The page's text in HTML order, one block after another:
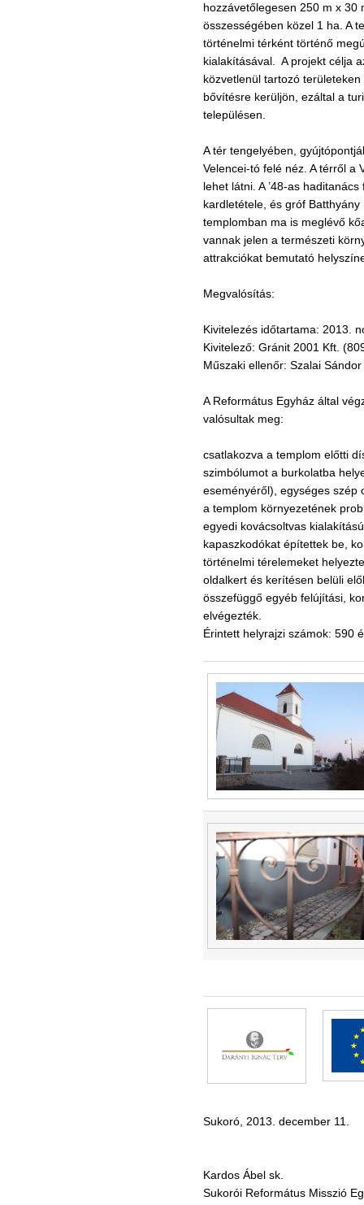
hozzávetőlegesen 250 m x 30
összességében közel 1 ha. A
történelmi térként történő
kialakításával. A projekt célja
közvetlenül tartozó
bővítésre kerüljön, ezáltal a
településen.
A tér tengelyében,
Velencei-tó felé néz. A térről a
lehet látni. A ’48-as
kardletétele, és gróf
templomban ma is meglévő
vannak jelen a természeti
attrakciókat bemutató
Megvalósítás:
Kivitelezés időtartama: 2013.
Kivitelező: Gránit 2001 Kft.
Műszaki ellenőr: Szalai Sándor
A Református Egyház által
valósultak meg:
csatlakozva a templom előtti
szimbólumot a burkolatba
eseményéről), egységes szép
a templom környezetének
egyedi kovácsoltvas
kapaszkodókat építettek be,
történelmi térelemeket
oldalkert és kerítésen belüli
összefüggő egyéb felújítási,
elvégezték.
Érintett helyrajzi számok: 590
Sukoró, 2013. december 11.
Kardos Ábel sk.
Sukorói Református Misszió